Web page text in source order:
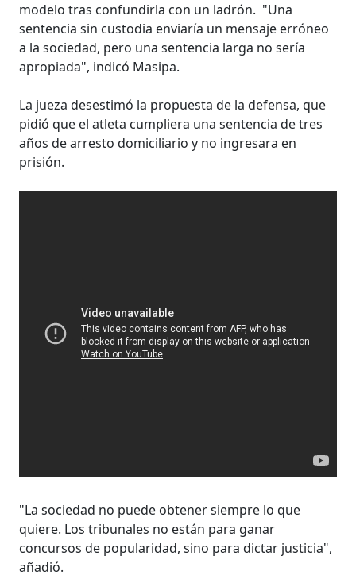
modelo tras confundirla con un ladrón. "Una
sentencia sin custodia enviaría un mensaje erróneo
a la sociedad, pero una sentencia larga no sería
apropiada", indicó Masipa.
La jueza desestimó la propuesta de la defensa, que
pidió que el atleta cumpliera una sentencia de tres
años de arresto domiciliario y no ingresara en
prisión.
"La sociedad no puede obtener siempre lo que
quiere. Los tribunales no están para ganar
concursos de popularidad, sino para dictar justicia",
añadió.